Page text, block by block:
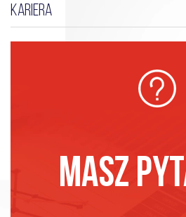
KARIERA
MASZ